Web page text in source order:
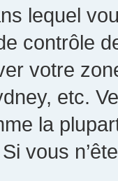
lequel
contrôle
votre
etc.
la
vous